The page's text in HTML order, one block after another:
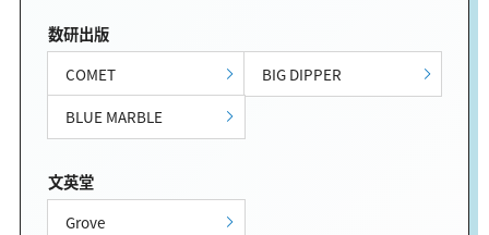
数研出版
COMET
BIG DIPPER
BLUE MARBLE
文英堂
Grove